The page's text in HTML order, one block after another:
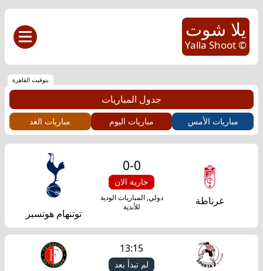
يلا شوت
© Yalla Shoot
بتوقيت القاهرة
جدول المباريات
مباريات الأمس مباريات اليوم مباريات الغد
غرناطة
0
-
0
جارية الان
دولي, المباريات الودية
للأندية
توتنهام هوتسبر
13:15
لم تبدأ بعد